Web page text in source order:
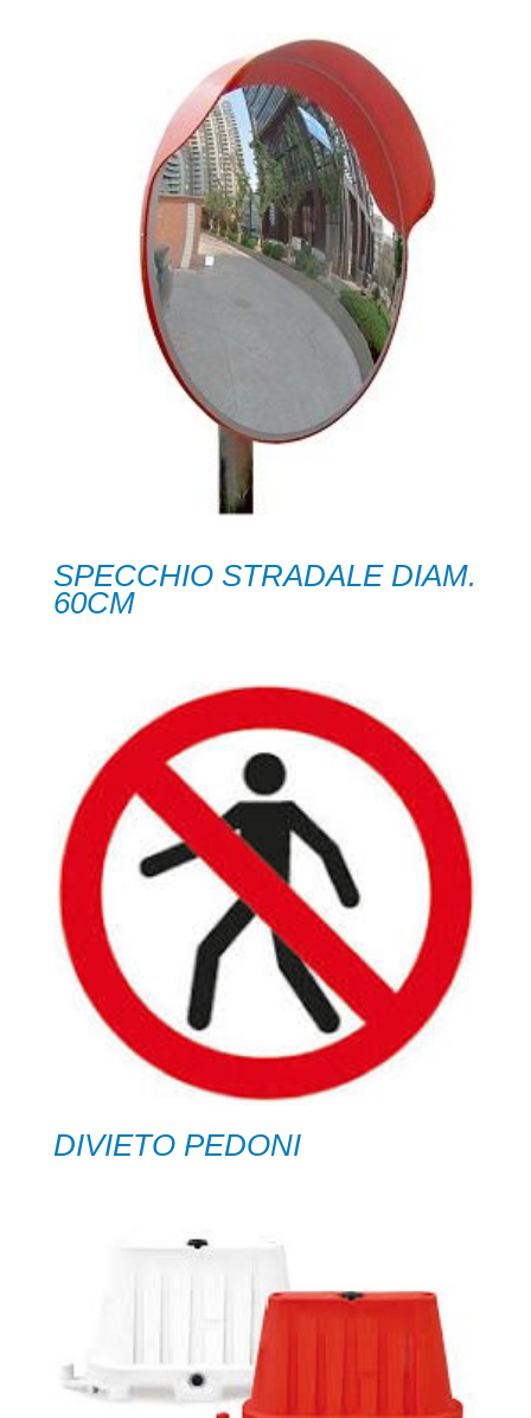
SPECCHIO STRADALE DIAM.
60CM
DIVIETO PEDONI